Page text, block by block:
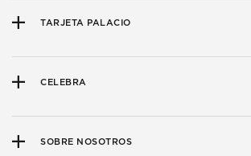
TARJETA PALACIO
CELEBRA
SOBRE NOSOTROS